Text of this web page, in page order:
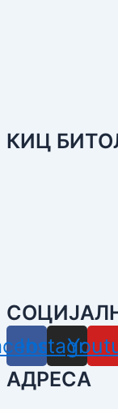
КИЦ
Instagram
АДРЕСА